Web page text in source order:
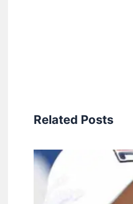
Related Posts